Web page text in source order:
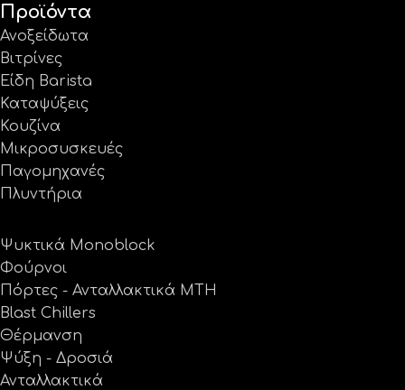
Προϊόντα
Ανοξείδωτα
Βιτρίνες
Είδη Barista
Καταψύξεις
Κουζίνα
Μικροσυσκευές
Παγομηχανές
Πλυντήρια
Ψυκτικά Monoblock
Φούρνοι
Πόρτες - Ανταλλακτικά MTH
Blast Chillers
Θέρμανση
Ψύξη - Δροσιά
Ανταλλακτικά